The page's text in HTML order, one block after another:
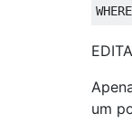
WHERE
um